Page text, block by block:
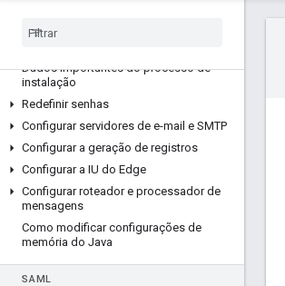
APÓS A INSTALAÇÃO
Dados importantes do processo de
instalação
Redefinir senhas
Configurar servidores de e-mail e SMTP
Configurar a geração de registros
Configurar a IU do Edge
Configurar roteador e processador de
mensagens
Como modificar configurações de
memória do Java
SAML